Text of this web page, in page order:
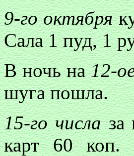
9-го октября
Сала 1 пуд, 1
В ночь на12-
шуга пошла.
15-го числаза
карт 60 коп.